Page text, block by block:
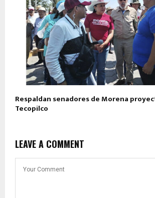
Respaldan senadores de Morena
Tecopilco
LEAVE A COMMENT